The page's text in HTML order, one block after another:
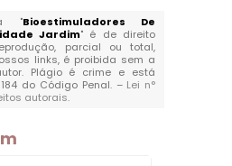
"Bioestimuladores De
Jardim" é de direito
parcial ou total,
links, é proibida sem a
Plágio é crime e está
do Código Penal. – Lei n°
autorais.